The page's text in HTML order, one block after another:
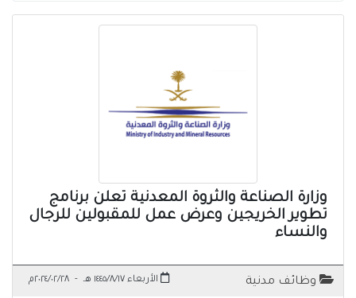
وزارة الصناعة والثروة المعدنية تعلن برنامج
تطوير الخريجين وعرض عمل للمقبولين للرجال
والنساء
وظائف مدنية الأربعاء ١٤٤٥/٨/١٧ هـ - ٢٠٢٤/٠٢/٢٨م